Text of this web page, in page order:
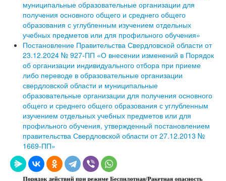
муниципальные образовательные организации для
получения основного общего и среднего общего
образования с углубленным изучением отдельных
учебных предметов или для профильного обучения»
Постановление Правительства Свердловской области от
23.12.2024 № 927-ПП «О внесении изменений в Порядок
об организации индивидуального отбора при приеме
либо переводе в образовательные организации
свердловской области и муниципальные
образовательные организации для получения основного
общего и среднего общего образования с углубленным
изучением отдельных учебных предметов или для
профильного обучения, утвержденный постановлением
правительства Свердловской области от 27.12.2013 №
1669-ПП»